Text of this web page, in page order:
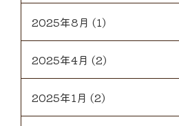
2025年8月 (1)
2025年4月 (2)
2025年1月 (2)